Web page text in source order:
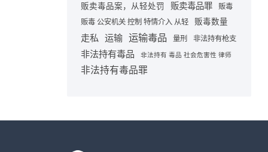
贩卖毒品案，从轻处罚 贩卖毒品罪
贩毒
贩毒 公安机关 控制 特情介入 从轻
贩毒数量
走私 运输 运输毒品 量刑 非法持有枪支
非法持有毒品 非法持有 毒品 社会危害性 律师
非法持有毒品罪